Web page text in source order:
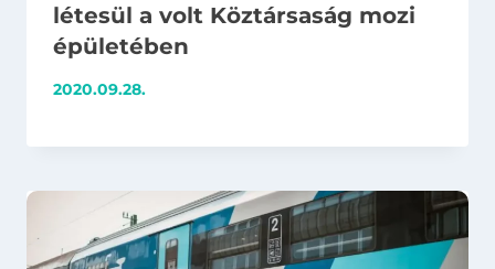
létesül a volt Köztársaság mozi
épületében
2020.09.28.